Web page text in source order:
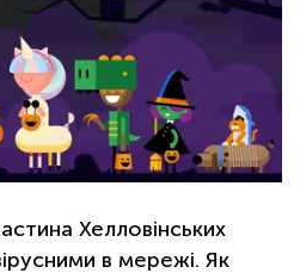
Хелловінських
в мережі. Як